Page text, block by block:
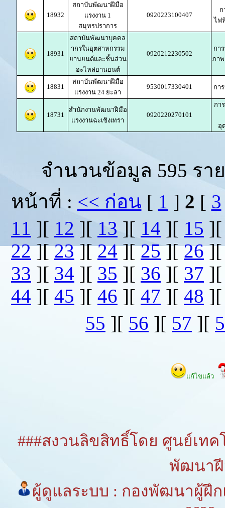
18932
สถาบันพัฒนาฝีมือ
แรงงาน 1
สมุทรปราการ
0920223100407
ก
ไฟ
18931
สถาบันพัฒนาบุคคล
ากรในอุตสาหกรรม
ยานยนต์และชิ้นส่วน
อะไหล่ยานยนต์
0920212230502
กา
ภา
18831
สถาบันพัฒนาฝีมือ
แรงงาน 24 ยะลา
9530017330401 กา
18731
สำนักงานพัฒนาฝีมือ
แรงงานฉะเชิงเทรา
0920220270101
กา
อุ
จำนวนข้อมูล 595 รา
หน้าที่ : << ก่อน [ 1 ] 2 [ 3
11 ][ 12 ][ 13 ][ 14 ][ 15
22][23][24][25][26
33 ][ 34 ][ 35 ][ 36 ][ 37
44 ][ 45 ][ 46 ][ 47 ][ 48
55 ][ 56 ][ 57 ][
แก้ไขแล้ว
###สงวนลิขสิทธิ์โดย ศูนย์เท
พัฒนาฝี
ผู้ดูแลระบบ : กองพัฒนาผู้ฝึ